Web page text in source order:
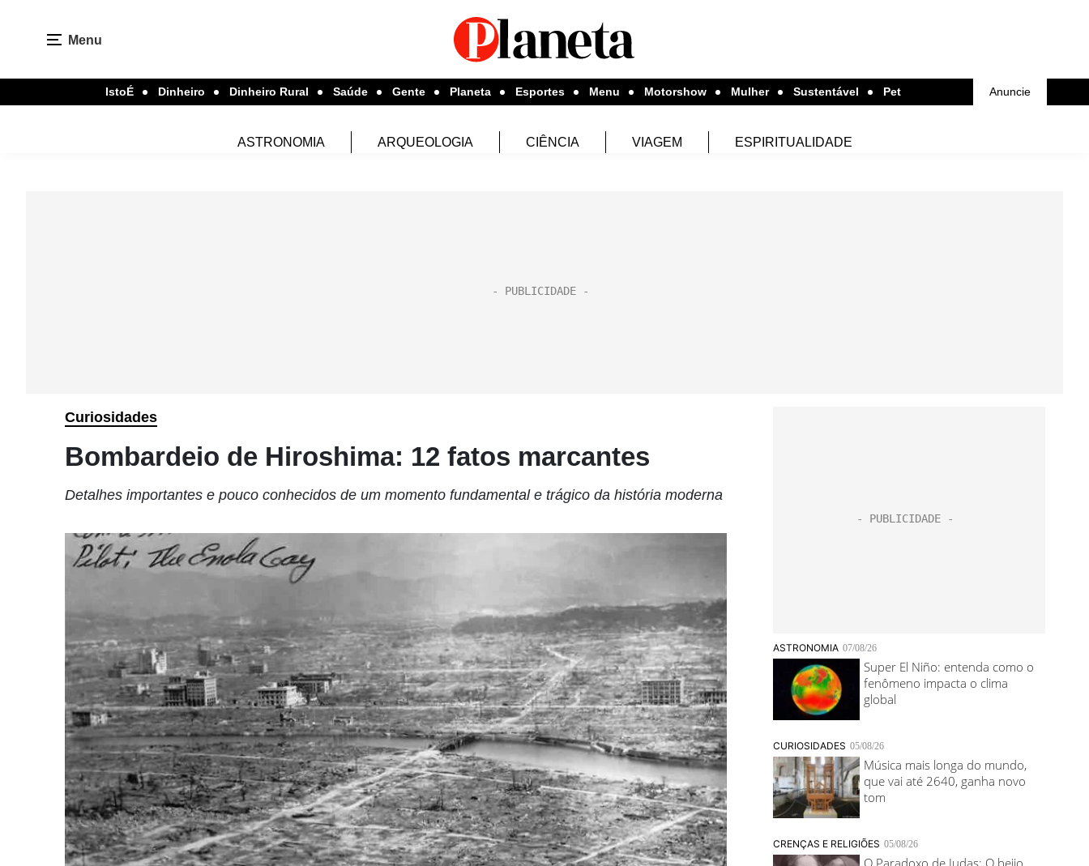
Menu
IstoÉ Dinheiro Dinheiro Rural Saúde Gente Planeta Esportes Menu Motorshow Mulher Sustentável Pet Anuncie
ASTRONOMIA ARQUEOLOGIA CIÊNCIA VIAGEM ESPIRITUALIDADE
Curiosidades
Bombardeio de Hiroshima: 12 fatos marcantes
Detalhes importantes e pouco conhecidos de um momento fundamental e trágico da história moderna